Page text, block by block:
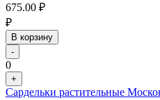
675.00 ₽
₽
В корзину
-
0
+
Сардельки растительные